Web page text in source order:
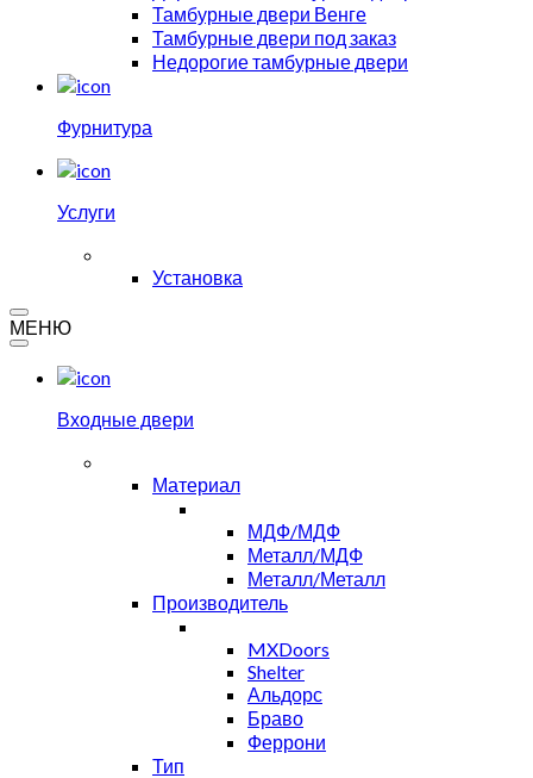
Тамбурные двери Венге
Тамбурные двери под заказ
Недорогие тамбурные двери
Фурнитура
Услуги
Установка
МЕНЮ
Входные двери
Материал
МДФ/МДФ
Металл/МДФ
Металл/Металл
Производитель
MXDoors
Shelter
Альдорс
Браво
Феррони
Тип